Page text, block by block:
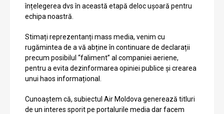
înțelegerea dvs în această etapă deloc ușoară pentru
echipa noastră.
Stimați reprezentanți mass media, venim cu
rugămintea de a vă abține în continuare de declarații
precum posibilul “faliment” al companiei aeriene,
pentru a evita dezinformarea opiniei publice și crearea
unui haos informațional.
Cunoaștem că, subiectul Air Moldova generează titluri
de un interes sporit pe portalurile media dar facem